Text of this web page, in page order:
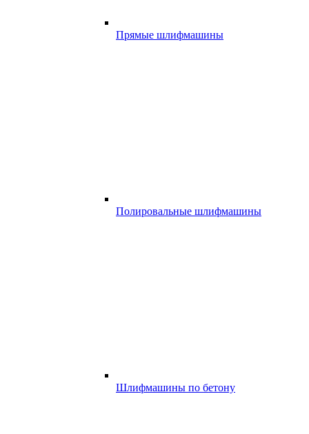
Прямые шлифмашины
Полировальные шлифмашины
Шлифмашины по бетону